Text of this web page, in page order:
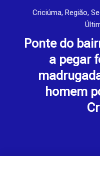
Criciúma, Região,
Ponte do
a pegar
homem